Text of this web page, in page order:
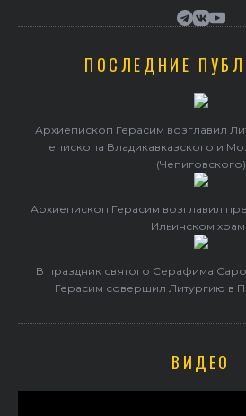
ПОСЛЕДНИЕ
Архиепископ Герасим возглавил
епископа Владикавказского и
(Чепиговского)
Архиепископ Герасим возглавил
Ильинском
В праздник святого Серафима
Герасим совершил Литургию в
ВИДЕО